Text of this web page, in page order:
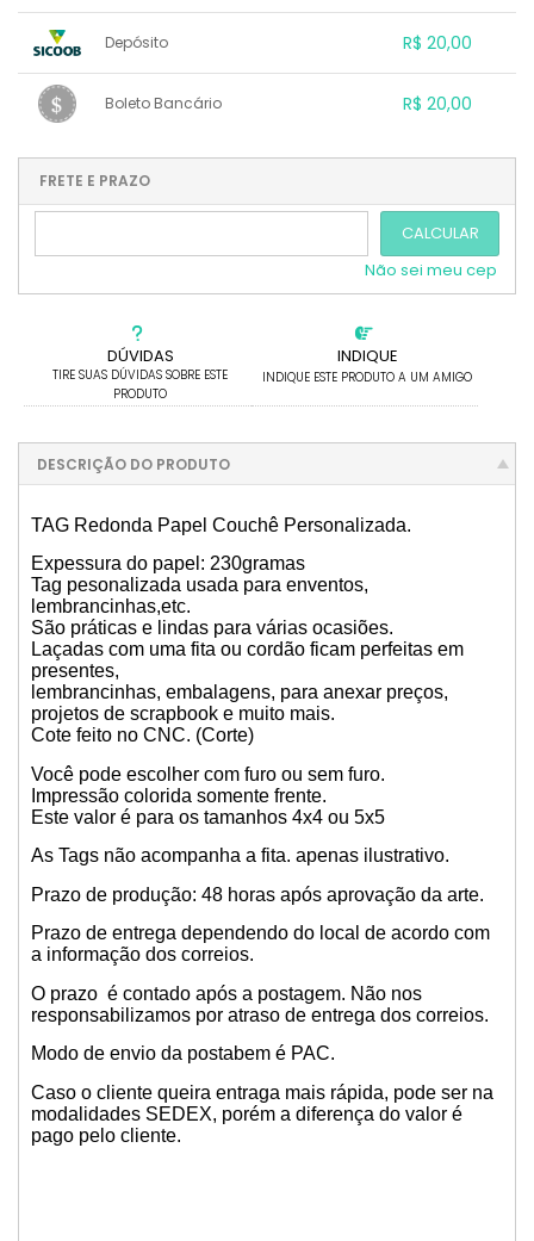
DÚVIDAS
TIRE SUAS DÚVIDAS SOBRE ESTE
PRODUTO
INDIQUE
INDIQUE ESTE PRODUTO A UM AMIGO
.
Depósito R$ 20,00
.
Boleto Bancário R$ 20,00
...
....
FRETE E PRAZO
CALCULAR
Não sei meu cep
DESCRIÇÃO DO PRODUTO
TAG Redonda Papel Couchê Personalizada.
Expessura do papel: 230gramas
Tag pesonalizada usada para enventos,
lembrancinhas,etc.
São práticas e lindas para várias ocasiões.
Laçadas com uma fita ou cordão ficam perfeitas em
presentes,
lembrancinhas, embalagens, para anexar preços,
projetos de scrapbook e muito mais.
Cote feito no CNC. (Corte)
Você pode escolher com furo ou sem furo.
Impressão colorida somente frente.
Este valor é para os tamanhos 4x4 ou 5x5
As Tags não acompanha a fita. apenas ilustrativo.
Prazo de produção: 48 horas após aprovação da arte.
Prazo de entrega dependendo do local de acordo com
a informação dos correios.
O prazo é contado após a postagem. Não nos
responsabilizamos por atraso de entrega dos correios.
Modo de envio da postabem é PAC.
Caso o cliente queira entraga mais rápida, pode ser na
modalidades SEDEX, porém a diferença do valor é
pago pelo cliente.